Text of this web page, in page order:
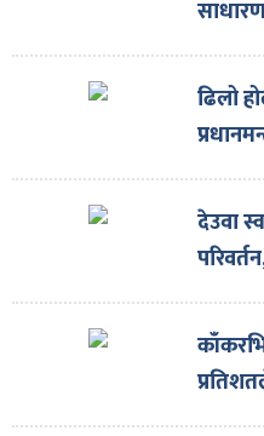
ढिलो
देउवा